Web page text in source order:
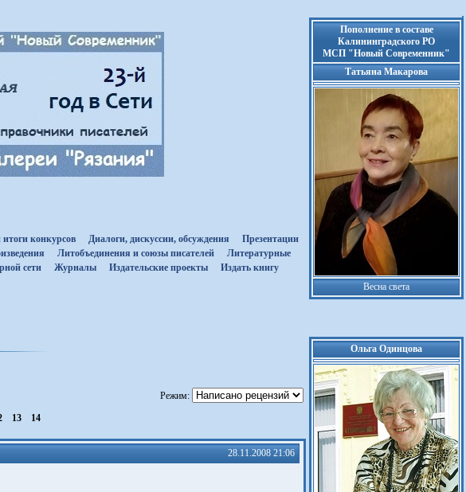
конкурсов Диалоги, дискуссии, обсуждения
Презентации
Литобъединения и союзы писателей
Литературные
сети Журналы Издательские проекты Издать книгу
Пополнение в составе
Калининградского РО
МСП "Новый Современник"
Татьяна Макарова
Весна света
Режим:
13 14
28.11.2008 21:06
Ольга Одинцова